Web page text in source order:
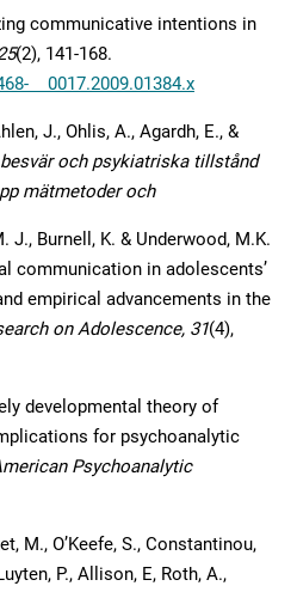
communicative intentions in
(2), 141-168.
0017.2009.01384.x
J., Ohlis, A., Agardh, E., &
och psykiatriska tillstånd
mätmetoder och
J., Burnell, K. & Underwood, M.K.
communication in adolescents’
empirical advancements in the
on Adolescence, 31(4),
developmental theory of
for psychoanalytic
Psychoanalytic
M., O’Keefe, S., Constantinou,
P., Allison, E, Roth, A.,